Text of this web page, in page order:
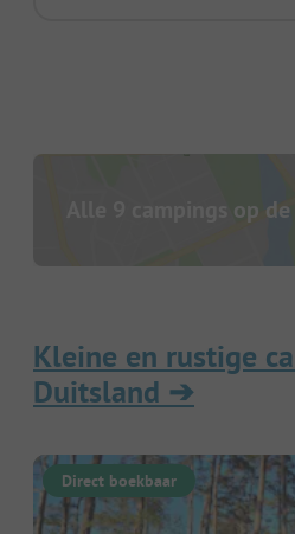
Alle 9 campings op
Kleine en rustige
Duitsland ➔
Direct boekbaar